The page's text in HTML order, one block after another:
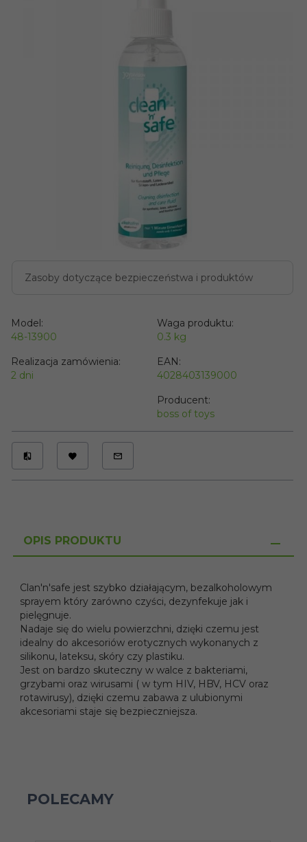
Zasoby dotyczące bezpieczeństwa i produktów
Model:
48-13900
Waga produktu:
0.3 kg
Realizacja zamówienia:
2 dni
EAN:
4028403139000
Producent:
boss of toys
OPIS PRODUKTU
Clan'n'safe jest szybko działającym, bezalkoholowym
sprayem który zarówno czyści, dezynfekuje jak i
pielęgnuje.
Nadaje się do wielu powierzchni, dzięki czemu jest
idealny do akcesoriów erotycznych wykonanych z
silikonu, lateksu, skóry czy plastiku.
Jest on bardzo skuteczny w walce z bakteriami,
grzybami oraz wirusami ( w tym HIV, HBV, HCV oraz
rotawirusy), dzięki czemu zabawa z ulubionymi
akcesoriami staje się bezpieczniejsza.
POLECAMY